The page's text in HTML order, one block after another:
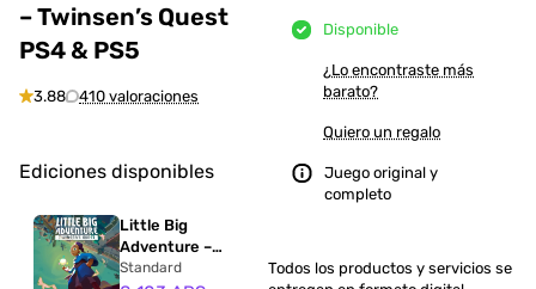
– Twinsen’s Quest
PS4 & PS5
3.88 410 valoraciones
Ediciones disponibles
Little Big
Adventure –
Twinsen’s Quest
Standard
Disponible
¿Lo encontraste más
barato?
Quiero un regalo
Juego original y
completo
Todos los productos y servicios se